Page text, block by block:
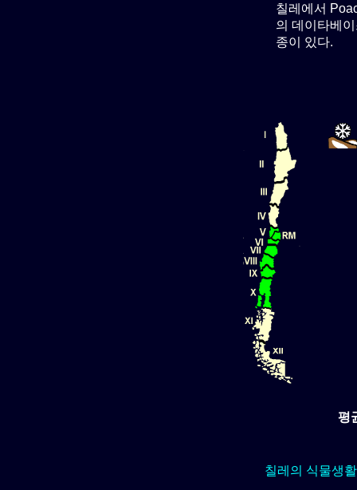
칠레에서
의 데이타베
종이 있다.
평
칠레의 식물생